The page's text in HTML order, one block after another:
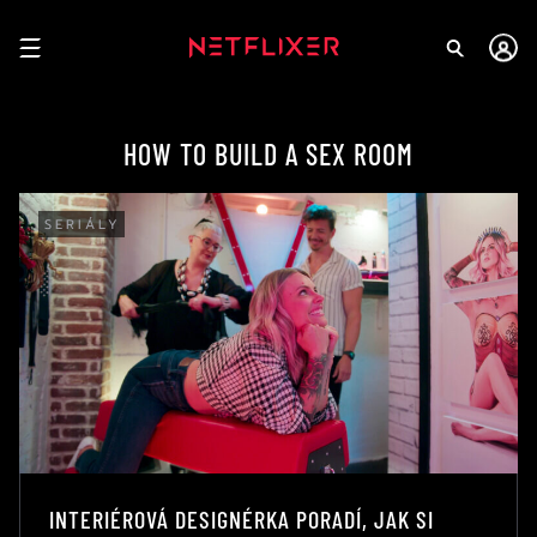
HOW TO BUILD A SEX ROOM
SERIÁLY
INTERIÉROVÁ DESIGNÉRKA PORADÍ, JAK SI